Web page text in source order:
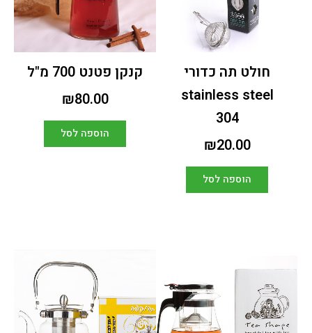
חולט תה כדורי
stainless steel
304
₪20.00
הוספה לסל
קנקן פטנט 700 מ"ל
₪80.00
הוספה לסל